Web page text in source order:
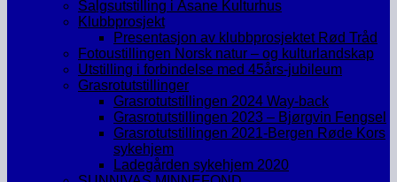
Salgsutstilling i Åsane Kulturhus
Klubbprosjekt
Presentasjon av klubbprosjektet Rød Tråd
Fotoustillingen Norsk natur – og kulturlandskap
Utstilling i forbindelse med 45års-jubileum
Grasrotutstillinger
Grasrotutstillingen 2024 Way-back
Grasrotutstillingen 2023 – Bjørgvin Fengsel
Grasrotutstillingen 2021-Bergen Røde Kors
sykehjem
Ladegården sykehjem 2020